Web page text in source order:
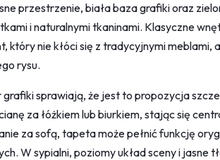
przestrzenie, biała baza grafiki oraz
i naturalnymi tkaninami. Klasyczne
który nie kłóci się z tradycyjnymi meblami,
rysu.
sprawiają, że jest to propozycja
za łóżkiem lub biurkiem, stając się
za sofą, tapeta może pełnić funkcję
W sypialni, poziomy układ sceny i jasne